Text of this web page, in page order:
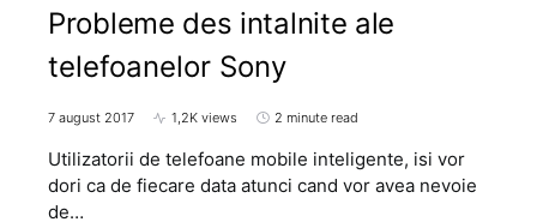
Probleme des intalnite ale
telefoanelor Sony
7 august 2017 1,2K views 2 minute read
Utilizatorii de telefoane mobile inteligente, isi vor
dori ca de fiecare data atunci cand vor avea nevoie
de…